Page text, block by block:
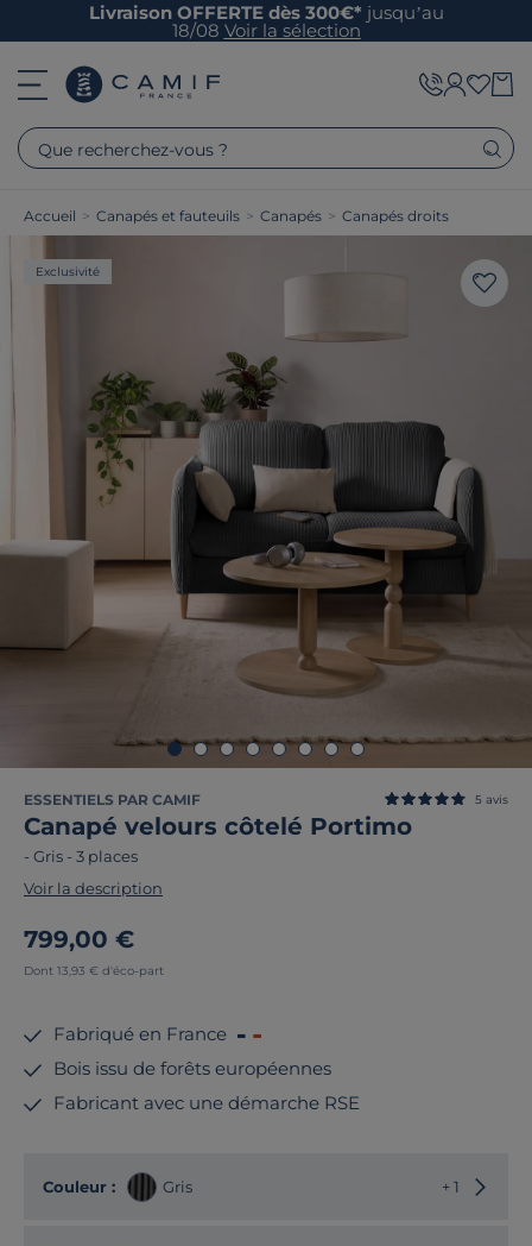
Livraison OFFERTE dès 300€* jusqu’au
18/08 Voir la sélection
Que recherchez-vous ?
Accueil > Canapés et fauteuils > Canapés > Canapés droits
Exclusivité
ESSENTIELS PAR CAMIF
Canapé velours côtelé Portimo
- Gris - 3 places
5 avis
Voir la description
799,00 €
Dont 13,93 € d'éco-part
Fabriqué en France
Bois issu de forêts européennes
Fabricant avec une démarche RSE
Couleur : Gris + 1